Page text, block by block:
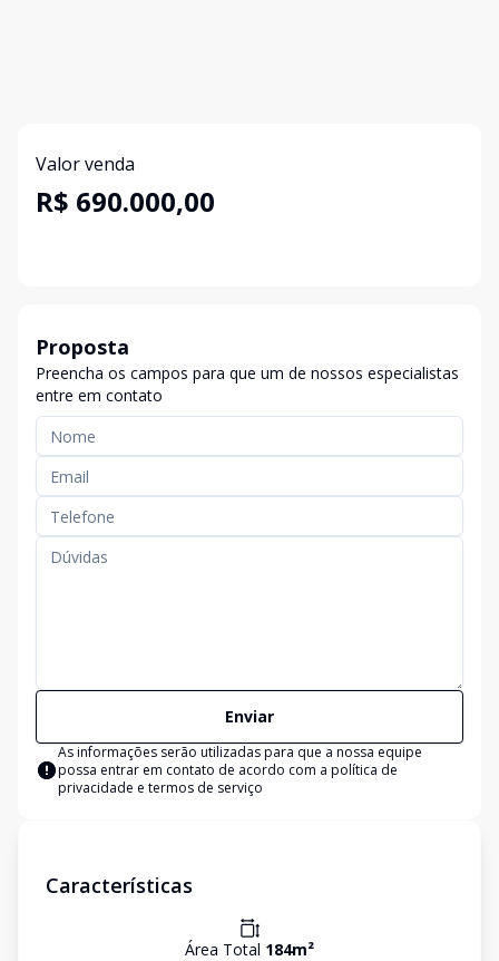
Valor venda
R$ 690.000,00
Proposta
Preencha os campos para que um de nossos especialistas
entre em contato
Enviar
As informações serão utilizadas para que a nossa equipe
possa entrar em contato de acordo com a política de
privacidade e termos de serviço
Características
Área Total 184m²